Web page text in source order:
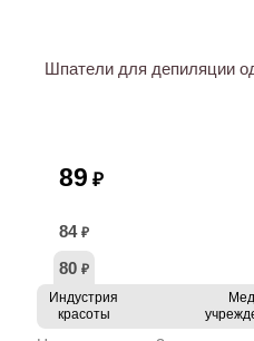
Шпатели для депиляции
89 ₽
84 ₽
80 ₽
Индустрия
красоты